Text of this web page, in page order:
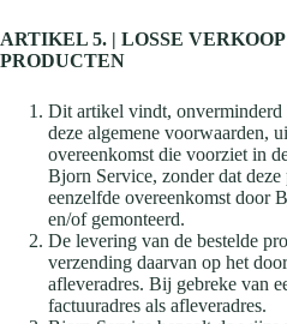
ARTIKEL 5. | LOSSE
PRODUCTEN
Dit artikel vindt, onverminderd
deze algemene voorwaarden,
overeenkomst die voorziet in
Bjorn Service, zonder dat
eenzelfde overeenkomst door
en/of gemonteerd.
De levering van de bestelde
verzending daarvan op het
afleveradres. Bij gebreke van
factuuradres als afleveradres.